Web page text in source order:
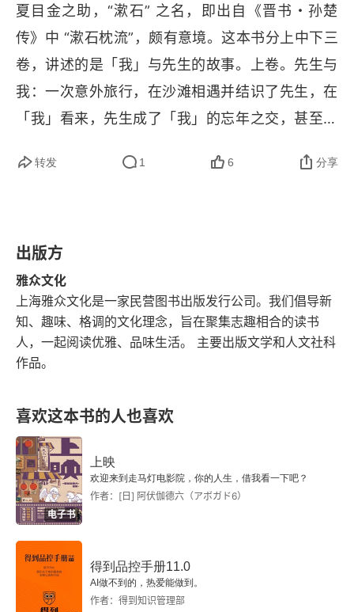
夏目金之助，“漱石” 之名，即出自《晋书・孙楚
传》中 “漱石枕流”，颇有意境。这本书分上中下三
卷，讲述的是「我」与先生的故事。上卷。先生与
我：一次意外旅行，在沙滩相遇并结识了先生，在
「我」看来，先生成了「我」的忘年之交，甚至觉
惑，如此的先生，却让人有看不透的忧郁。中卷。
有些明白先生说的：“钱！一看见钱，任何正人君子
都马上变成坏人！” 的意思。下卷。先生与遗书：
在父亲病重的时候，收到先生想见「我」的电报，
可惜无法前去。不久后，收到了先生的遗书。先生
讲述了他的前半生，早年丧父丧母，被叔父骗去了
情和友谊之间纠结。最后，以手段赢得了爱情，又
在赢得胜利之后，余生在自责懊恼中度过。先生的
朋友 K 自杀了，先生归结于自己的行为，殊不知，
先生投上的只是那最后一根稻草。自责与愧疚，折
磨着先生的余生，厌恶的不仅仅是自己的行为，更
厌恶自己成为了叔父那般虚伪的人，成了自己最厌
恶的人。夏目漱石把先生的遗书部分写得颇为动
人，那是先生的生平与性格底色的来源，从无知的
转发 1 6 分享
出版方
雅众文化
上海雅众文化是一家民营图书出版发行公司。我们倡导新
知、趣味、格调的文化理念，旨在聚集志趣相合的读书
人，一起阅读优雅、品味生活。 主要出版文学和人文社科
作品。
喜欢这本书的人也喜欢
电子书
上映
欢迎来到走马灯电影院，你的人生，借我看一下吧？
作者：[日] 阿伏伽德六（アボガド6）
得到品控手册11.0
AI做不到的，热爱能做到。
作者：得到知识管理部